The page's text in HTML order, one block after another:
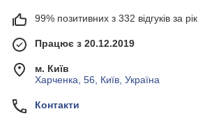
99% позитивних з 332 відгуків за рік
Працює з 20.12.2019
м. Київ
Харченка, 56, Київ, Україна
Контакти